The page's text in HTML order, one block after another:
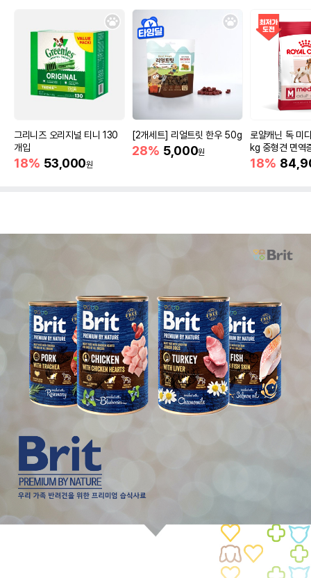
그리니즈 오리지널 티니 130
개입
18% 53,000원
[2개세트] 리얼트릿 한우 50g
28% 5,000원
로얄캐닌 독 미
kg 중형견 면역
18%